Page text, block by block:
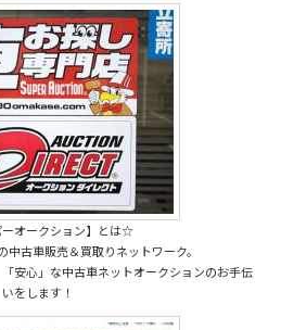
オークション】とは☆
古車販売＆買取りネットワーク。
安心」な中古車ネットオークションのお手伝
いをします！